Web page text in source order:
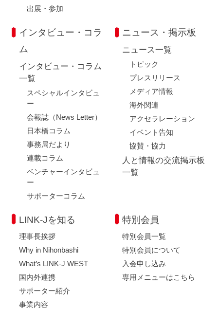
出展・参加
インタビュー・コラ
ム
インタビュー・コラム
一覧
スペシャルインタビュ
ー
会報誌（News Letter）
日本橋コラム
事務局だより
連載コラム
ベンチャーインタビュ
ー
サポーターコラム
ニュース・掲示板
ニュース一覧
トピック
プレスリリース
メディア情報
海外関連
アクセラレーション
イベント告知
協賛・協力
人と情報の交流掲示板
一覧
LINK-Jを知る
理事長挨拶
Why in Nihonbashi
What’s LINK-J WEST
国内外連携
サポーター紹介
事業内容
特別会員
特別会員一覧
特別会員について
入会申し込み
専用メニューはこちら